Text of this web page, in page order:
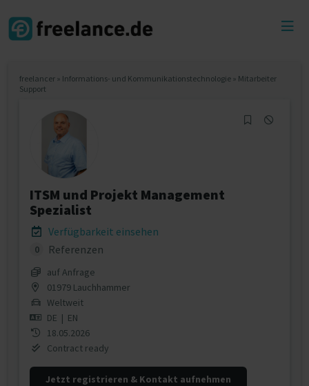
freelancer » Informations- und Kommunikationstechnologie » Mitarbeiter
Support
ITSM und Projekt Management
Spezialist
Verfügbarkeit einsehen
0 Referenzen
auf Anfrage
01979 Lauchhammer
Weltweit
DE | EN
18.05.2026
Contract ready
Jetzt registrieren & Kontakt aufnehmen